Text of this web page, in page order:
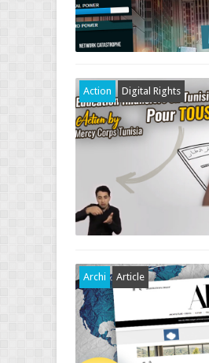
Action Digital Rights
Archi Article